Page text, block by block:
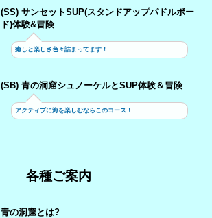
(SS) サンセットSUP(スタンドアップパドルボー
ド)体験&冒険
癒しと楽しさ色々詰まってます！
(SB) 青の洞窟シュノーケルとSUP体験＆冒険
アクティブに海を楽しむならこのコース！
各種ご案内
青の洞窟とは?